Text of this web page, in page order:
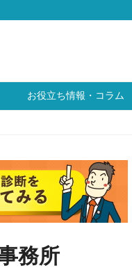
お役立ち情報・コラム
務所